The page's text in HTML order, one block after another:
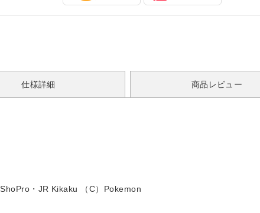
仕様詳細 商品レビュー
・JR Kikaku （C）Pokemon